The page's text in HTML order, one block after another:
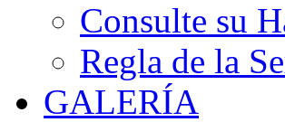
Consulte su
Regla de la
GALERÍA